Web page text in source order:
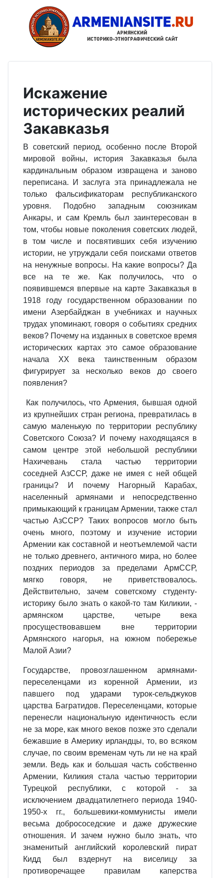
Искажение
исторических реалий
Закавказья
В советский период, особенно после Второй
мировой войны, история Закавказья была
кардинальным образом извращена и заново
переписана. И заслуга эта принадлежала не
только фальсификаторам республиканского
уровня. Подобно западным союзникам
Анкары, и сам Кремль был заинтересован в
том, чтобы новые поколения советских людей,
в том числе и посвятивших себя изучению
истории, не утруждали себя поисками ответов
на ненужные вопросы. На какие вопросы? Да
все на те же. Как получилось, что о
появившемся впервые на карте Закавказья в
1918 году государственном образовании по
имени Азербайджан в учебниках и научных
трудах упоминают, говоря о событиях средних
веков? Почему на изданных в советское время
исторических картах это самое образование
начала XX века таинственным образом
фигурирует за несколько веков до своего
появления?
Как получилось, что Армения, бывшая одной
из крупнейших стран региона, превратилась в
самую маленькую по территории республику
Советского Союза? И почему находящаяся в
самом центре этой небольшой республики
Нахичевань стала частью территории
соседней АзССР, даже не имея с ней общей
границы? И почему Нагорный Карабах,
населенный армянами и непосредственно
примыкающий к границам Армении, также стал
частью АзССР? Таких вопросов могло быть
очень много, поэтому и изучение истории
Армении как составной и неотъемлемой части
не только древнего, античного мира, но более
поздних периодов за пределами АрмССР,
мягко говоря, не приветствовалось.
Действительно, зачем советскому студенту-
историку было знать о какой-то там Киликии, -
армянском царстве, четыре века
просуществовавшем вне территории
Армянского нагорья, на южном побережье
Малой Азии?
Государстве, провозглашенном армянами-
переселенцами из коренной Армении, из
павшего под ударами турок-сельджуков
царства Багратидов. Переселенцами, которые
перенесли национальную идентичность если
не за море, как много веков позже это сделали
бежавшие в Америку ирландцы, то, во всяком
случае, по своим временам чуть ли не на край
земли. Ведь как и большая часть собственно
Армении, Киликия стала частью территории
Турецкой республики, с которой - за
исключением двадцатилетнего периода 1940-
1950-х гг., большевики-коммунисты имели
весьма добрососедские и даже дружеские
отношения. И зачем нужно было знать, что
знаменитый английский королевский пират
Кидд был вздернут на виселицу за
противоречащее правилам каперства